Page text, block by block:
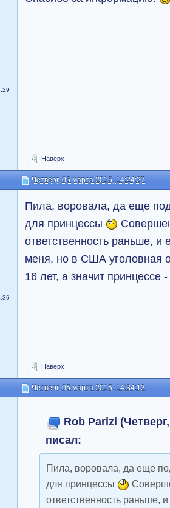
Наверх
Четверг, 05 марта 2015, 14:24:27
Пила, воровала, да еще
для принцессы
ответственность раньше, и
меня, но в США уголовная
16 лет, а значит принцессе -
Наверх
Четверг, 05 марта 2015, 14:34:13
Rob Parizi
писал:
Пила, воровала, да еще
для принцессы
ответственность раньше,